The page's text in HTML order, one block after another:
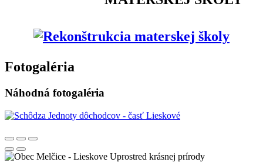
Fotogaléria
Náhodná fotogaléria
Uprostred krásnej prírody